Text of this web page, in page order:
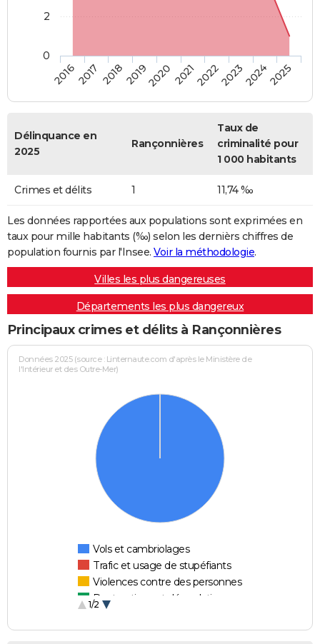
20162017 20182019202020212022202320242025
0
2
Délinquance en
2025
Rançonnières
Taux de
criminalité pour
1 000 habitants
Crimes et délits 1 11,74 ‰
Les données rapportées aux populations sont exprimées en
taux pour mille habitants (‰) selon les dernièrs chiffres de
population fournis par l'Insee. Voir la méthodologie.
Villes les plus dangereuses
Départements les plus dangereux
Principaux crimes et délits à Rançonnières
Données 2025 (source : Linternaute.com d'après le Ministère de
l'Intérieur et des Outre-Mer)
Vols et cambriolages
Trafic et usage de stupéfiants
Violences contre des personnes
Destructions et dégradations
1/2